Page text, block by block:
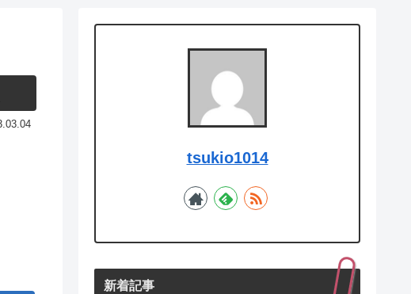
tsukio1014
新着記事